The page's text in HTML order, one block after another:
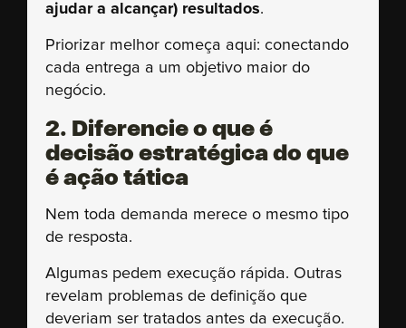
ajudar a alcançar) resultados.
Priorizar melhor começa aqui: conectando
cada entrega a um objetivo maior do
negócio.
2. Diferencie o que é
decisão estratégica do que
é ação tática
Nem toda demanda merece o mesmo tipo
de resposta.
Algumas pedem execução rápida. Outras
revelam problemas de definição que
deveriam ser tratados antes da execução.